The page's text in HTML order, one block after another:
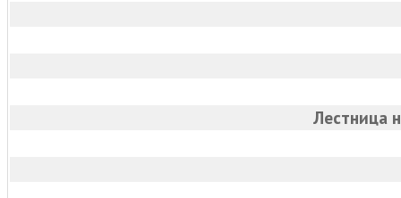
Лестница